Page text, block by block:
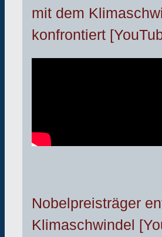
mit dem
konfrontiert
Nobelpreisträger
Klimaschwindel